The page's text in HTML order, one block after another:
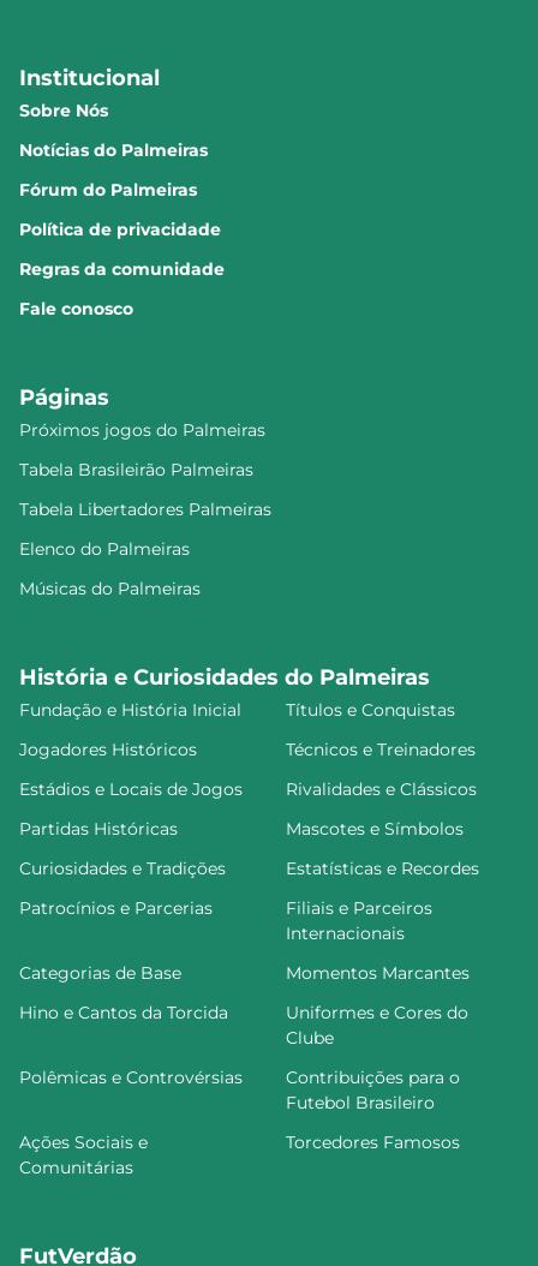
Institucional
Sobre Nós
Notícias do Palmeiras
Fórum do Palmeiras
Política de privacidade
Regras da comunidade
Fale conosco
Páginas
Próximos jogos do Palmeiras
Tabela Brasileirão Palmeiras
Tabela Libertadores Palmeiras
Elenco do Palmeiras
Músicas do Palmeiras
História e Curiosidades do Palmeiras
Fundação e História Inicial
Títulos e Conquistas
Jogadores Históricos
Técnicos e Treinadores
Estádios e Locais de Jogos
Rivalidades e Clássicos
Partidas Históricas
Mascotes e Símbolos
Curiosidades e Tradições
Estatísticas e Recordes
Patrocínios e Parcerias
Filiais e Parceiros
Internacionais
Categorias de Base
Momentos Marcantes
Hino e Cantos da Torcida
Uniformes e Cores do
Clube
Polêmicas e Controvérsias
Contribuições para o
Futebol Brasileiro
Ações Sociais e
Comunitárias
Torcedores Famosos
FutVerdão